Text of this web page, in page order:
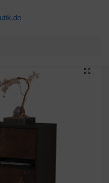
Rost, hängend (92x79x35cm)